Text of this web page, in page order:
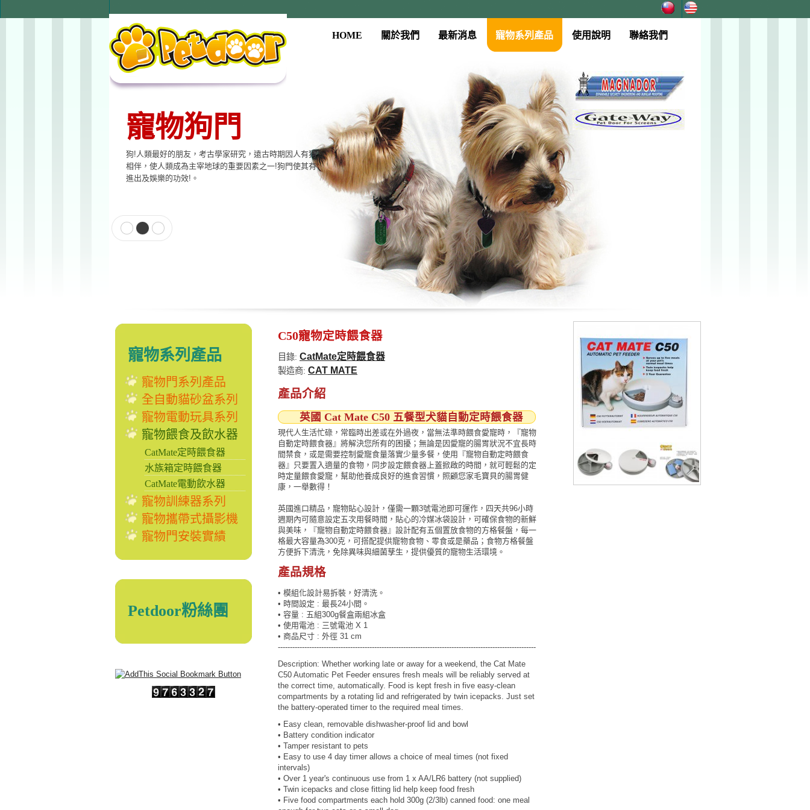
HOME 關於我們 最新消息 寵物系列產品 使用說明 聯絡我們
寵物狗門
狗!人類最好的朋友，考古學家研究，遠古時期因人有狗
相伴，使人類成為主宰地球的重要因素之一!狗門使其有
進出及娛樂的功效!。
寵物系列產品
寵物門系列產品
全自動貓砂盆系列
寵物電動玩具系列
寵物餵食及飲水器
CatMate定時餵食器
水族箱定時餵食器
CatMate電動飲水器
寵物訓練器系列
寵物攜帶式攝影機
寵物門安裝實績
Petdoor粉絲團
C50寵物定時餵食器
目錄: CatMate定時餵食器
製造商: CAT MATE
產品介紹
英國 Cat Mate C50 五餐型犬貓自動定時餵食器
現代人生活忙碌，常臨時出差或在外過夜，當無法準時餵食愛寵時，『寵物
自動定時餵食器』將解決您所有的困擾；無論是因愛寵的腸胃狀況不宜長時
間禁食，或是需要控制愛寵食量落實少量多餐，使用『寵物自動定時餵食
器』只要置入適量的食物，同步設定餵食器上蓋掀啟的時間，就可輕鬆的定
時定量餵食愛寵，幫助他養成良好的進食習慣，照顧您家毛寶貝的腸胃健
康，一舉數得！
英國進口精品，寵物貼心設計，僅需一顆3號電池即可運作，四天共96小時
週期內可隨意設定五次用餐時間，貼心的冷媒冰袋設計，可確保食物的新鮮
與美味，『寵物自動定時餵食器』設計配有五個置放食物的方格餐盤，每一
格最大容量為300克，可搭配提供寵物食物、零食或是藥品；食物方格餐盤
方便拆下清洗，免除異味與細菌孳生，提供優質的寵物生活環境。
產品規格
• 模組化設計易拆裝，好清洗。
• 時間設定 : 最長24小間。
• 容量 : 五組300g餐盒兩組冰盒
• 使用電池 : 三號電池 X 1
• 商品尺寸 : 外徑 31 cm
-----------------------------------------------------------------------------------------------------------
Description: Whether working late or away for a weekend, the Cat Mate
C50 Automatic Pet Feeder ensures fresh meals will be reliably served at
the correct time, automatically. Food is kept fresh in five easy-clean
compartments by a rotating lid and refrigerated by twin icepacks. Just set
the battery-operated timer to the required meal times.
• Easy clean, removable dishwasher-proof lid and bowl
• Battery condition indicator
• Tamper resistant to pets
• Easy to use 4 day timer allows a choice of meal times (not fixed
intervals)
• Over 1 year's continuous use from 1 x AA/LR6 battery (not supplied)
• Twin icepacks and close fitting lid help keep food fresh
• Five food compartments each hold 300g (2/3lb) canned food: one meal